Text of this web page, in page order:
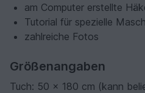
am Computer erstellte
Tutorial für spezielle
zahlreiche Fotos
Größenangaben
Tuch: 50 x 180 cm (kann